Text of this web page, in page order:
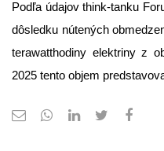
Podľa údajov think-tanku
dôsledku nútených
terawatthodiny elektriny z
2025 tento objem